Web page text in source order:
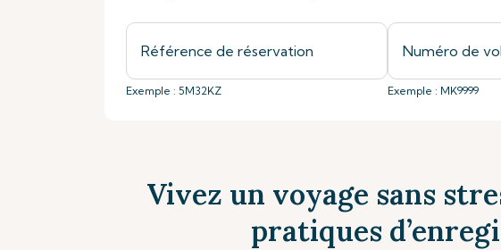
Exemple : 5M32KZ Exemple : MK9999
Vivez un voyage sans
pratiques